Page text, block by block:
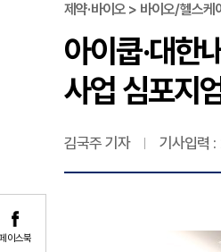
이스북
제약·바이오 > 바이오/헬스케
아이쿱·대한
사업 심포지
김국주 기자 기사입력 :